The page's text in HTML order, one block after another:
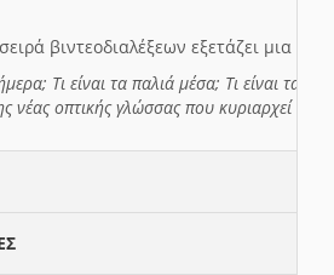
βιντεοδιαλέξεων εξετάζει μια
Τι είναι τα παλιά μέσα; Τι είναι τα
νέας οπτικής γλώσσας που κυριαρχεί